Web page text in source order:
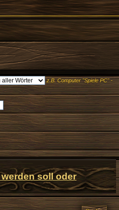
z.B.Computer "Spiele PC" -
soll oder